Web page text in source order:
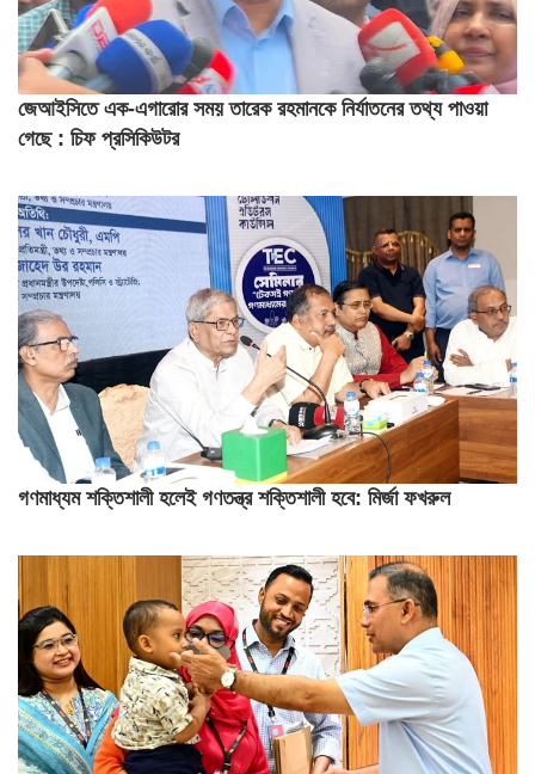
জেআইসিতে এক-এগারোর সময় তারেক রহমানকে নির্যাতনের তথ্য পাওয়া
গেছে : চিফ প্রসিকিউটর
গণমাধ্যম শক্তিশালী হলেই গণতন্ত্র শক্তিশালী হবে: মির্জা ফখরুল